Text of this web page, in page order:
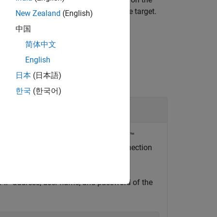
command from a Linux terminal on the target.
installed on the NVIDIA Jetson™
hardware connection
address, user name, and password of the
New Zealand (English)
中国
简体中文
English
日本 (日本語)
한국 (한국어)